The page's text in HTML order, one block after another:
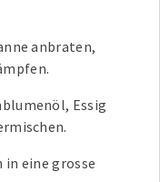
anbraten,
Essig
eine grosse